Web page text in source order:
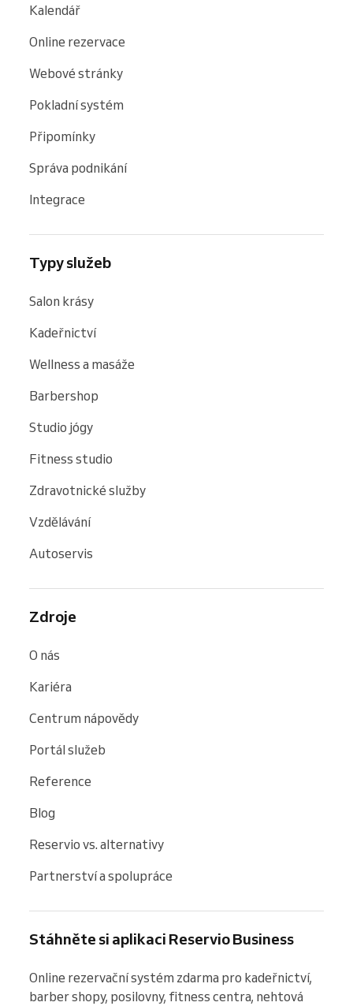
Kalendář
Online rezervace
Webové stránky
Pokladní systém
Připomínky
Správa podnikání
Integrace
Typy služeb
Salon krásy
Kadeřnictví
Wellness a masáže
Barbershop
Studio jógy
Fitness studio
Zdravotnické služby
Vzdělávání
Autoservis
Zdroje
O nás
Kariéra
Centrum nápovědy
Portál služeb
Reference
Blog
Reservio vs. alternativy
Partnerství a spolupráce
Stáhněte si aplikaci Reservio Business
Online rezervační systém zdarma pro kadeřnictví,
barber shopy, posilovny, fitness centra, nehtová